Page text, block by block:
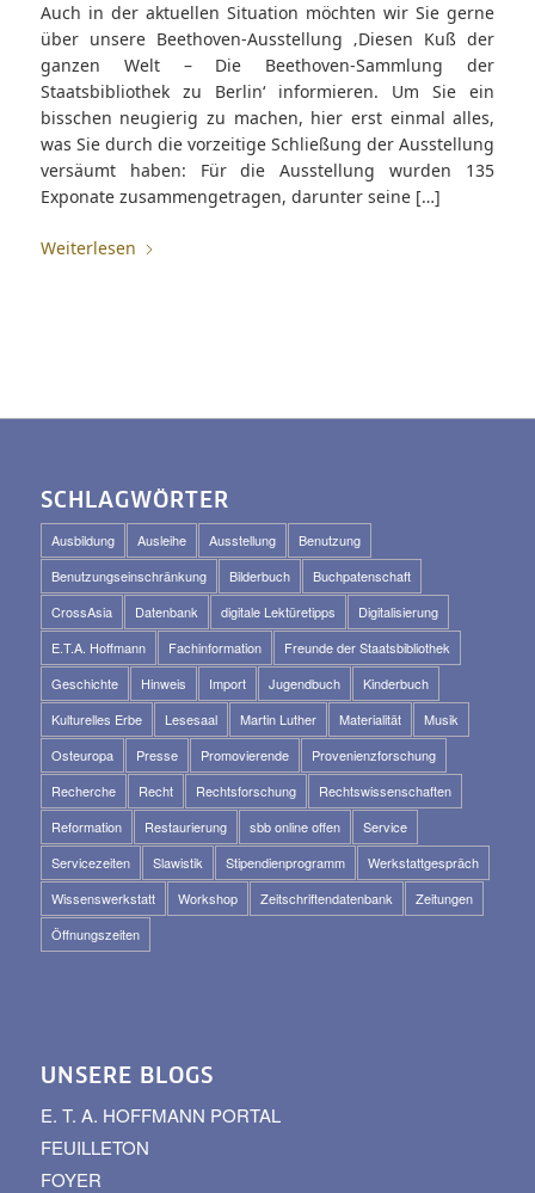
Auch in der aktuellen Situation möchten wir Sie gerne
über unsere Beethoven-Ausstellung ‚Diesen Kuß der
ganzen Welt – Die Beethoven-Sammlung der
Staatsbibliothek zu Berlin‘ informieren. Um Sie ein
bisschen neugierig zu machen, hier erst einmal alles,
was Sie durch die vorzeitige Schließung der Ausstellung
versäumt haben: Für die Ausstellung wurden 135
Exponate zusammengetragen, darunter seine […]
Weiterlesen
SCHLAGWÖRTER
Ausbildung Ausleihe Ausstellung
Benutzung
Benutzungseinschränkung
Bilderbuch
Buchpatenschaft
CrossAsia
Datenbank digitale Lektüretipps
Digitalisierung
E.T.A. Hoffmann
Fachinformation
Freunde der Staatsbibliothek
Geschichte
Hinweis Import Jugendbuch
Kinderbuch
Kulturelles Erbe
Lesesaal Martin Luther Materialität
Musik
Osteuropa
Presse Promovierende
Provenienzforschung
Recherche
Recht Rechtsforschung
Rechtswissenschaften
Reformation
Restaurierung sbb online offen
Service
Servicezeiten
Slawistik Stipendienprogramm
Werkstattgespräch
Wissenswerkstatt
Workshop Zeitschriftendatenbank
Zeitungen
Öffnungszeiten
UNSERE BLOGS
E. T. A. HOFFMANN PORTAL
FEUILLETON
FOYER